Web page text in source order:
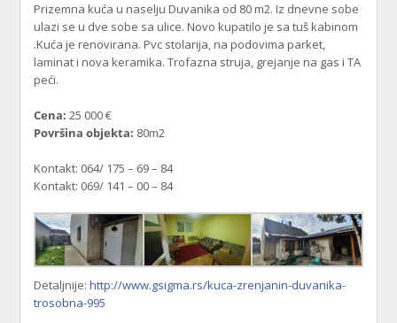
Prizemna kuća u naselju Duvanika od 80 m2. Iz dnevne sobe
ulazi se u dve sobe sa ulice. Novo kupatilo je sa tuš kabinom
.Kuća je renovirana. Pvc stolarija, na podovima parket,
laminat i nova keramika. Trofazna struja, grejanje na gas i TA
peći.
Cena: 25 000 €
Površina objekta: 80m2
Kontakt: 064/ 175 – 69 – 84
Kontakt: 069/ 141 – 00 – 84
Detaljnije:http://www.gsigma.rs/kuca-zrenjanin-duvanika-
trosobna-995